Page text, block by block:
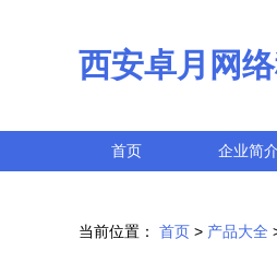
西安卓月网
首页 企业简介
当前位置： 首页 > 产品大全